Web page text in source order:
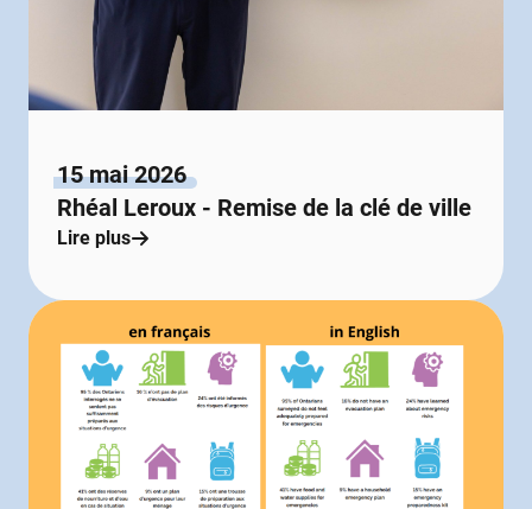
15 mai 2026
Rhéal Leroux - Remise de la clé de ville
Lire plus